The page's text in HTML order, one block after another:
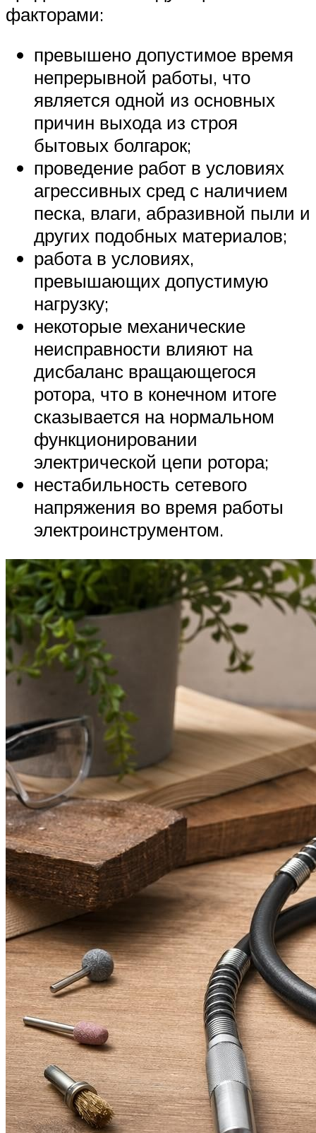
факторами:
превышено допустимое время
непрерывной работы, что
является одной из основных
причин выхода из строя
бытовых болгарок;
проведение работ в условиях
агрессивных сред с наличием
песка, влаги, абразивной пыли и
других подобных материалов;
работа в условиях,
превышающих допустимую
нагрузку;
некоторые механические
неисправности влияют на
дисбаланс вращающегося
ротора, что в конечном итоге
сказывается на нормальном
функционировании
электрической цепи ротора;
нестабильность сетевого
напряжения во время работы
электроинструментом.